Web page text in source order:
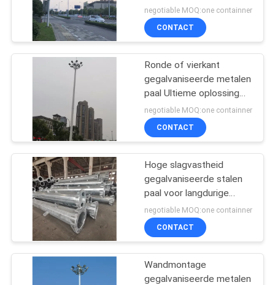
Straat lichtmasten
Vloed Lichte Polen
negotiable MOQ:one containner
CONTACT
Ronde of vierkant
gegalvaniseerde metalen
paal Ultieme oplossing
voor duurzaamheid in de
bouw
negotiable MOQ:one containner
CONTACT
Hoge slagvastheid
gegalvaniseerde stalen
paal voor langdurige
duurzaamheid
negotiable MOQ:one containner
CONTACT
Wandmontage
gegalvaniseerde metalen